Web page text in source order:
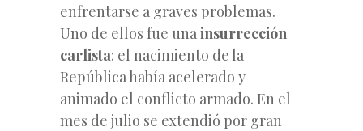
enfrentarse a graves problemas.
Uno de ellos fue unainsurrección
carlista: el nacimiento de la
República había acelerado y
animado el conflicto armado. En el
mes de julio se extendió por gran